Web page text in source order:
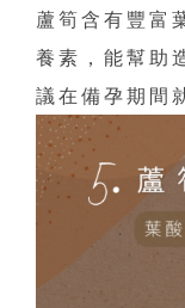
蘆筍含有豐富
養素，能幫助
議在備孕期間